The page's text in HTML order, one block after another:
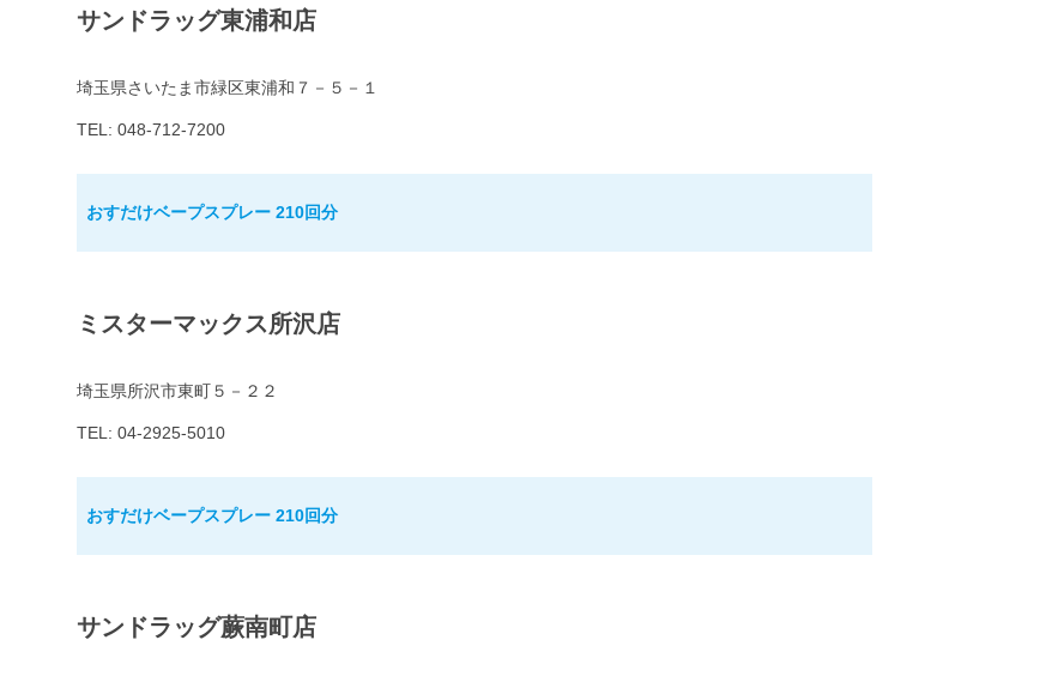
サンドラッグ東浦和店
埼玉県さいたま市緑区東浦和７－５－１
TEL: 048-712-7200
おすだけベープスプレー 210回分
ミスターマックス所沢店
埼玉県所沢市東町５－２２
TEL: 04-2925-5010
おすだけベープスプレー 210回分
サンドラッグ蕨南町店